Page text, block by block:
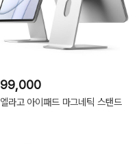
99,000
엘라고 아이패드 마그네틱 스탠드